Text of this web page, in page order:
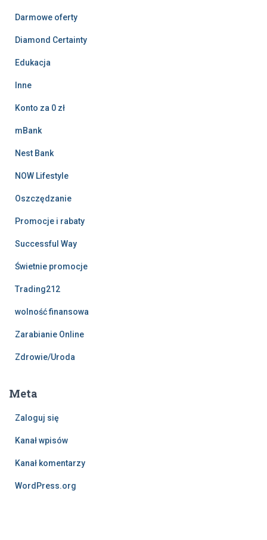
Darmowe oferty
Diamond Certainty
Edukacja
Inne
Konto za 0 zł
mBank
Nest Bank
NOW Lifestyle
Oszczędzanie
Promocje i rabaty
Successful Way
Świetnie promocje
Trading212
wolność finansowa
Zarabianie Online
Zdrowie/Uroda
Meta
Zaloguj się
Kanał wpisów
Kanał komentarzy
WordPress.org